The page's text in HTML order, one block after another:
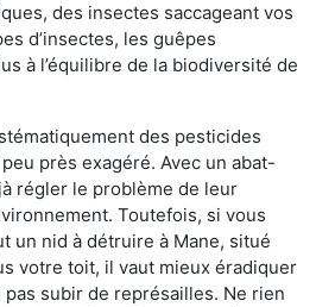
des insectes saccageant vos
d’insectes, les guêpes
à l’équilibre de la biodiversité de
des pesticides
près exagéré. Avec un abat-
régler le problème de leur
Toutefois, si vous
un nid à détruire à Mane, situé
votre toit, il vaut mieux éradiquer
subir de représailles. Ne rien